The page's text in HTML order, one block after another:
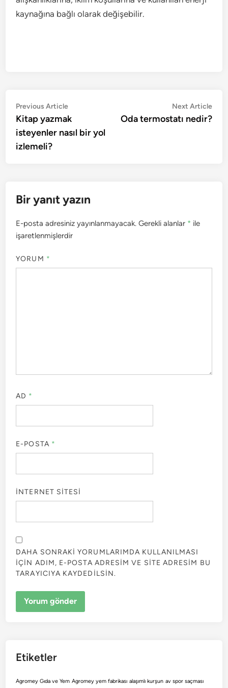
kaynağına bağlı olarak değişebilir.
Yazı
gezinmesi
Previous ArticlePrevious
article:
Kitap yazmak
isteyenler nasıl bir yol
izlemeli?
Next Article
Oda termostatı nedir?
Bir yanıt yazın
E-posta adresiniz yayınlanmayacak. Gerekli alanlar * ile
işaretlenmişlerdir
YORUM *
AD *
E-POSTA *
İNTERNET SITESI
DAHA SONRAKI YORUMLARIMDA KULLANILMASI
IÇIN ADIM, E-POSTA ADRESIM VE SITE ADRESIM BU
TARAYICIYA KAYDEDILSIN.
Etiketler
Agromey Gıda ve Yem Agromey yem fabrikası alaşımlı kurşun av spor saçması